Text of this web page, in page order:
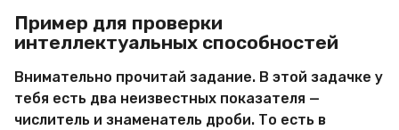
Пример для проверки
интеллектуальных способностей
Внимательно прочитай задание. В этой задачке у
тебя есть два неизвестных показателя —
числитель и знаменатель дроби. То есть в